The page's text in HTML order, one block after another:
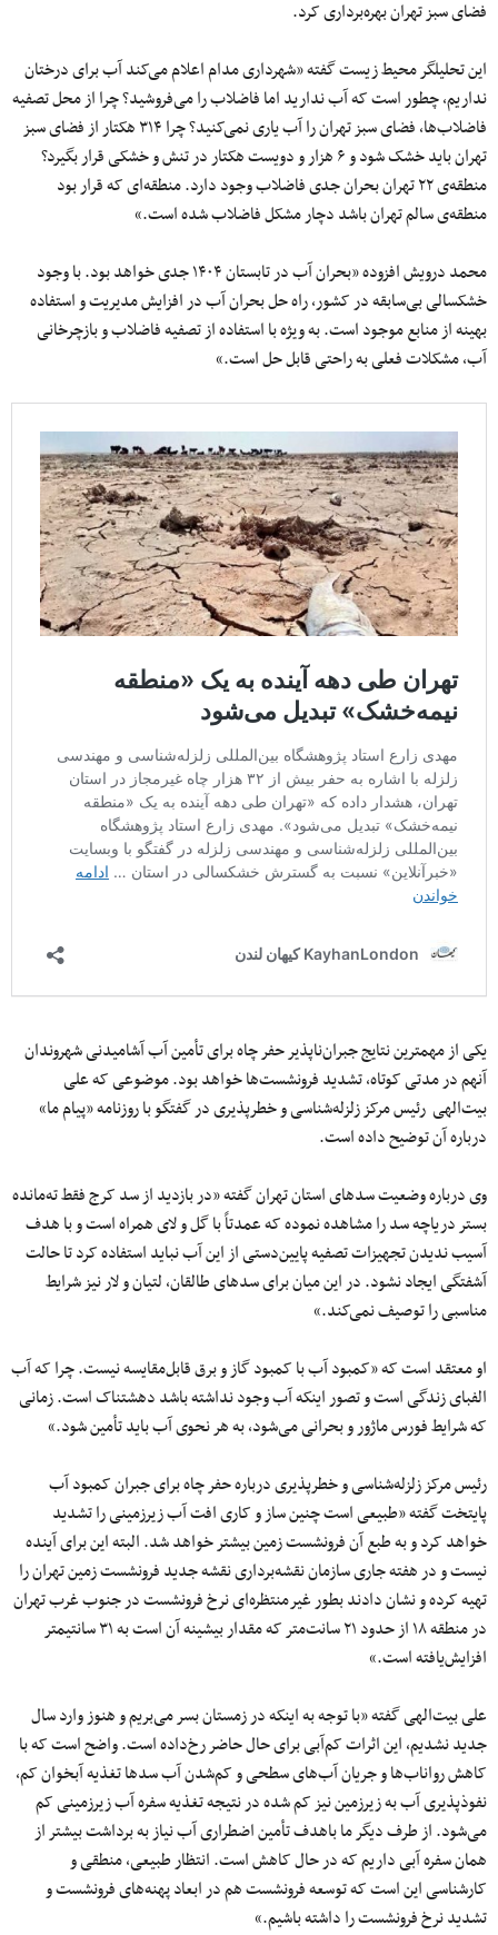
فضای سبز تهران بهره‌برداری کرد.
این تحلیلگر محیط زیست گفته «شهرداری مدام اعلام می‌کند آب برای درختان
نداریم، چطور است که آب ندارید اما فاضلاب را می‌فروشید؟ چرا از محل تصفیه
فاضلاب‌ها، فضای سبز تهران را آب یاری نمی‌کنید؟ چرا ۳۱۴ هکتار از فضای سبز
تهران باید خشک شود و ۶ هزار و دویست هکتار در تنش و خشکی قرار بگیرد؟
منطقه‌ی ۲۲ تهران بحران جدی فاضلاب وجود دارد. منطقه‌ای که قرار بود
منطقه‌ی سالم تهران باشد دچار مشکل فاضلاب شده است.»
محمد درویش افزوده «بحران آب در تابستان ۱۴۰۴ جدی خواهد بود. با وجود
خشکسالی بی‌سابقه در کشور، راه حل بحران آب در افزایش مدیریت و استفاده
بهینه از منابع موجود است. به‌ ویژه با استفاده از تصفیه فاضلاب و بازچرخانی
آب، مشکلات فعلی به راحتی قابل حل است.»
یکی از مهمترین نتایج جبران‌ناپذیر حفر چاه برای تأمین آب آشامیدنی شهروندان
آنهم در مدتی کوتاه، تشدید فرونشست‌ها خواهد بود. موضوعی که علی
بیت‌الهی رئیس مرکز زلزله‌شناسی و خطرپذیری در گفتگو با روزنامه «پیام ما»
درباره آن توضیح داده است.
وی درباره وضعیت سدهای استان تهران گفته «در بازدید از سد کرج فقط ته‌مانده
بستر دریاچه سد را مشاهده نموده که عمدتاً با گل‌ و لای همراه است و با هدف
آسیب ندیدن تجهیزات تصفیه پایین‌دستی از این آب نباید استفاده کرد تا حالت
آشفتگی ایجاد نشود. در این میان برای سدهای طالقان، لتیان و لار نیز شرایط
مناسبی را توصیف نمی‌کند.»
او معتقد است که «کمبود آب با کمبود گاز و برق قابل‌مقایسه نیست. چرا که آب
الفبای زندگی است و تصور اینکه آب وجود نداشته باشد دهشتناک است. زمانی
که شرایط فورس ماژور و بحرانی می‌شود، به هر نحوی آب باید تأمین شود.»
رئیس مرکز زلزله‌شناسی و خطرپذیری درباره حفر چاه برای جبران کمبود آب
پایتخت گفته «طبیعی است چنین ساز و کاری افت آب زیرزمینی را تشدید
خواهد کرد و به طبع آن فرونشست زمین بیشتر خواهد شد. البته این برای آینده
نیست و در هفته جاری سازمان نقشه‌برداری نقشه جدید فرونشست زمین تهران را
تهیه کرده و نشان دادند بطور غیرمنتظره‌ای نرخ فرونشست در جنوب غرب تهران
در منطقه ۱۸ از حدود ۲۱ سانت‌متر که مقدار بیشینه آن است به ۳۱ سانتیمتر
افزایش‌یافته است.»
علی بیت‌الهی گفته «با توجه‌ به اینکه در زمستان بسر می‌بریم و هنوز وارد سال
جدید نشدیم، این اثرات کم‌آبی برای حال حاضر رخ‌داده است. واضح است که با
کاهش رواناب‌ها و جریان آب‌های سطحی و کم‌شدن آب سدها تغذیه آبخوان کم،
نفوذپذیری آب به زیرزمین نیز کم شده در نتیجه تغذیه سفره آب زیرزمینی کم
می‌شود. از طرف دیگر ما باهدف تأمین اضطراری آب نیاز به برداشت بیشتر از
همان سفره آبی داریم که در حال کاهش است. انتظار طبیعی، منطقی و
کارشناسی این است که توسعه فرونشست هم در ابعاد پهنه‌های فرونشست و
تشدید نرخ فرونشست را داشته باشیم.»